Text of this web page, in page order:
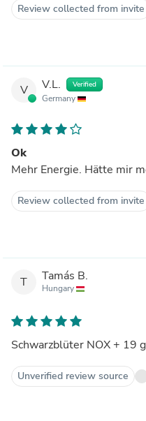
Review collected from invite
V V.L. Verified
Germany
Ok
Mehr Energie. Hätte mir
Review collected from invite
T Tamás B.
Hungary
Schwarzblüter NOX + 19
Unverified review source